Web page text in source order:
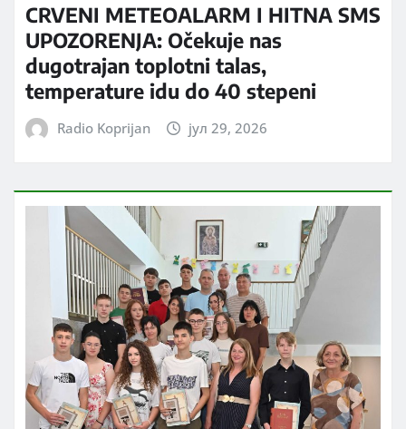
CRVENI METEOALARM I HITNA SMS
UPOZORENJA: Očekuje nas
dugotrajan toplotni talas,
temperature idu do 40 stepeni
Radio Koprijan јул 29, 2026